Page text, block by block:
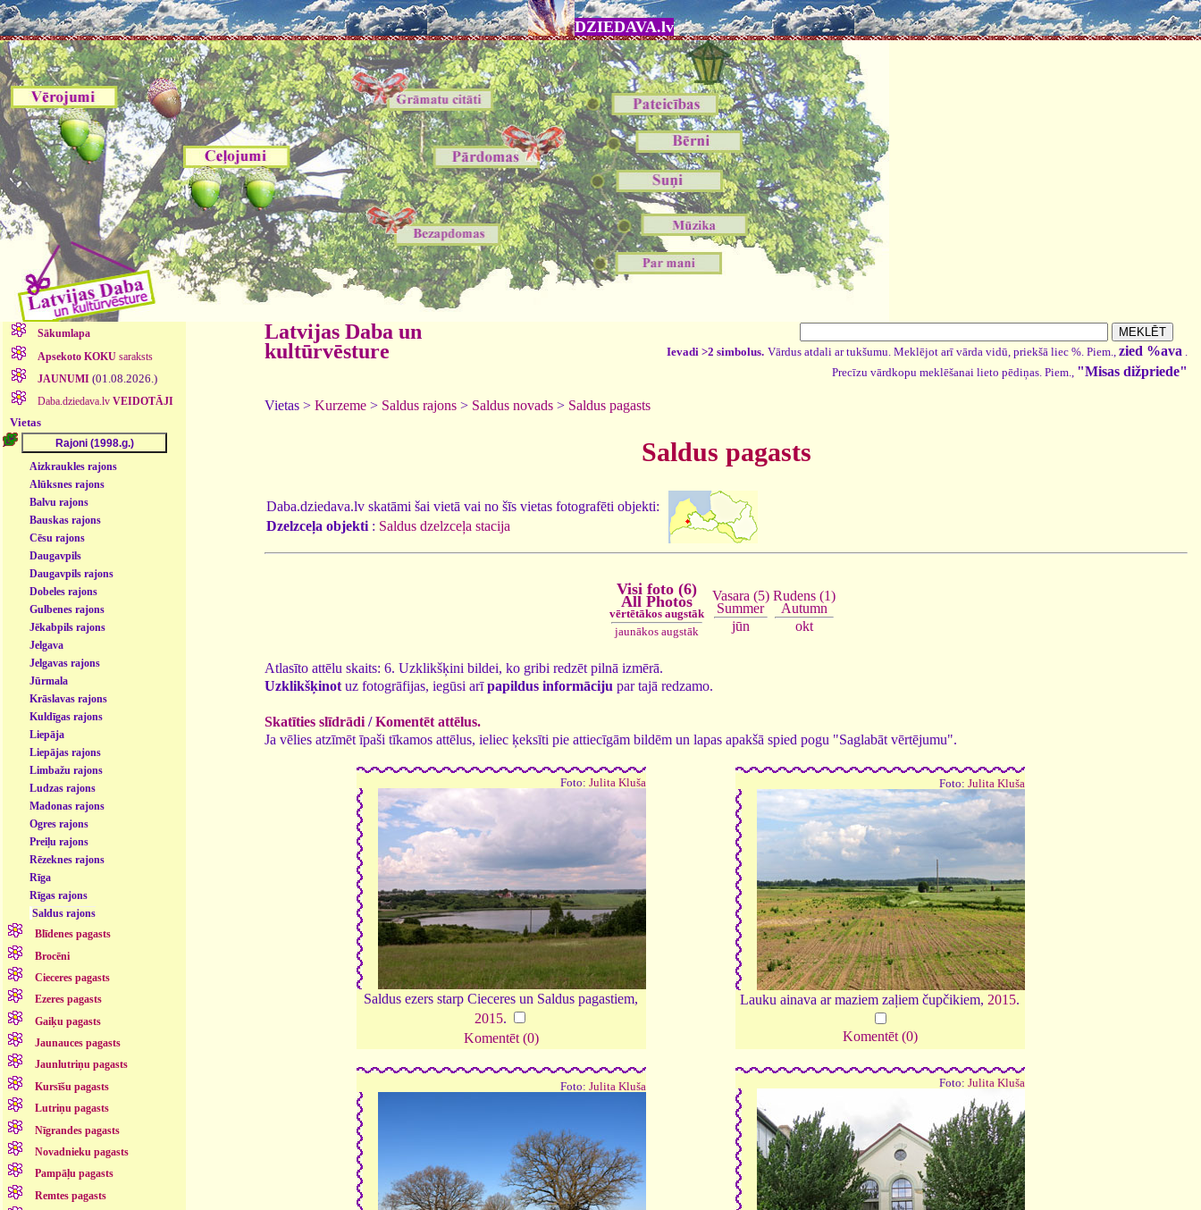
DZIEDAVA.lv
Sākumlapa
Apsekoto KOKUsaraksts
JAUNUMI (01.08.2026.)
Daba.dziedava.lv VEIDOTĀJI
Vietas
Aizkraukles rajons
Alūksnes rajons
Balvu rajons
Bauskas rajons
Cēsu rajons
Daugavpils
Daugavpils rajons
Dobeles rajons
Gulbenes rajons
Jēkabpils rajons
Jelgava
Jelgavas rajons
Jūrmala
Krāslavas rajons
Kuldīgas rajons
Liepāja
Liepājas rajons
Limbažu rajons
Ludzas rajons
Madonas rajons
Ogres rajons
Preiļu rajons
Rēzeknes rajons
Rīga
Rīgas rajons
Saldus rajons
Blīdenes pagasts
Brocēni
Cieceres pagasts
Ezeres pagasts
Gaiķu pagasts
Jaunauces pagasts
Jaunlutriņu pagasts
Kursīšu pagasts
Lutriņu pagasts
Nīgrandes pagasts
Novadnieku pagasts
Pampāļu pagasts
Remtes pagasts
Latvijas Daba un
kultūrvēsture
Ievadi >2 simbolus. Vārdus atdali ar tukšumu. Meklējot arī vārda vidū, priekšā liec %. Piem., zied %ava .
Precīzu vārdkopu meklēšanai lieto pēdiņas. Piem., "Misas dižpriede"
Vietas > Kurzeme > Saldus rajons > Saldus novads > Saldus pagasts
Saldus pagasts
Daba.dziedava.lv skatāmi šai vietā vai no šīs vietas fotografēti objekti:
Dzelzceļa objekti : Saldus dzelzceļa stacija
Visi foto (6)
All Photos
vērtētākos augstāk
jaunākos augstāk
Vasara (5)
Summer
jūn
Rudens (1)
Autumn
okt
Atlasīto attēlu skaits: 6. Uzklikšķini bildei, ko gribi redzēt pilnā izmērā.
Uzklikšķinot uz fotogrāfijas, iegūsi arīpapildus informāciju par tajā redzamo.
Skatīties slīdrādi /Komentēt attēlus.
Ja vēlies atzīmēt īpaši tīkamos attēlus, ieliec ķeksīti pie attiecīgām bildēm un lapas apakšā spied pogu "Saglabāt vērtējumu".
Foto: Julita Kluša
Saldus ezers starp Cieceres un Saldus pagastiem,
2015.
Komentēt (0)
Foto: Julita Kluša
Lauku ainava ar maziem zaļiem čupčikiem, 2015.
Komentēt (0)
Foto: Julita Kluša Foto: Julita Kluša